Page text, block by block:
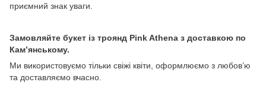
приємний знак уваги.
Замовляйте букет із троянд Pink Athena з доставкою по
Кам’янському.
Ми використовуємо тільки свіжі квіти, оформлюємо з любов’ю
та доставляємо вчасно.